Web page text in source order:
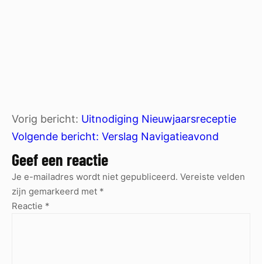
Vorig bericht: Uitnodiging Nieuwjaarsreceptie
Volgende bericht: Verslag Navigatieavond
Geef een reactie
Je e-mailadres wordt niet gepubliceerd. Vereiste velden
zijn gemarkeerd met *
Reactie *